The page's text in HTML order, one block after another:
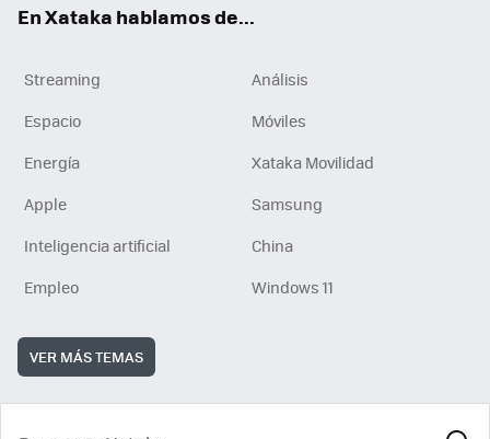
En Xataka hablamos de...
Streaming
Análisis
Espacio
Móviles
Energía
Xataka Movilidad
Apple
Samsung
Inteligencia artificial
China
Empleo
Windows 11
VER MÁS TEMAS